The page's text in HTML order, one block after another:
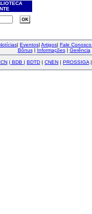
| Eventos| Artigos| Fale Conosco
Bônus| Informações| Gerência
| BDB | BDTD | CNEN | PROSSIGA |